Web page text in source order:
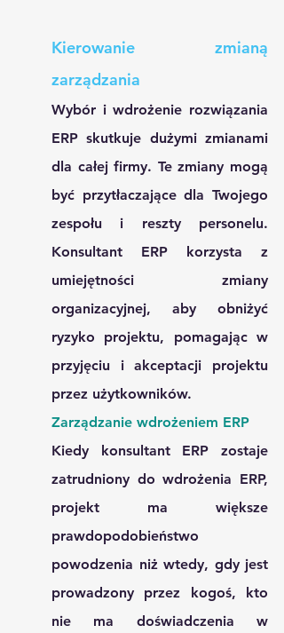
Kierowanie zmianą
zarządzania
Wybór i wdrożenie rozwiązania
ERP skutkuje dużymi zmianami
dla całej firmy. Te zmiany mogą
być przytłaczające dla Twojego
zespołu i reszty personelu.
Konsultant ERP korzysta z
umiejętności zmiany
organizacyjnej, aby obniżyć
ryzyko projektu, pomagając w
przyjęciu i akceptacji projektu
przez użytkowników.
Zarządzanie wdrożeniem ERP
Kiedy konsultant ERP zostaje
zatrudniony do wdrożenia ERP,
projekt ma większe
prawdopodobieństwo
powodzenia niż wtedy, gdy jest
prowadzony przez kogoś, kto
nie ma doświadczenia w